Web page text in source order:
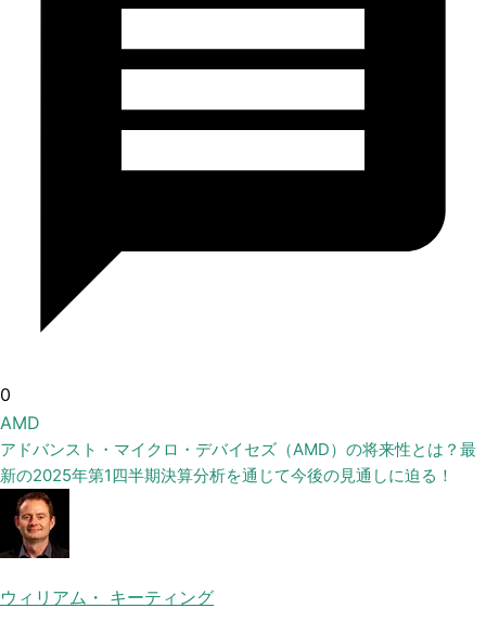
0
AMD
アドバンスト・マイクロ・デバイセズ（AMD）の将来性とは？最
新の2025年第1四半期決算分析を通じて今後の見通しに迫る！
ウィリアム・ キーティング